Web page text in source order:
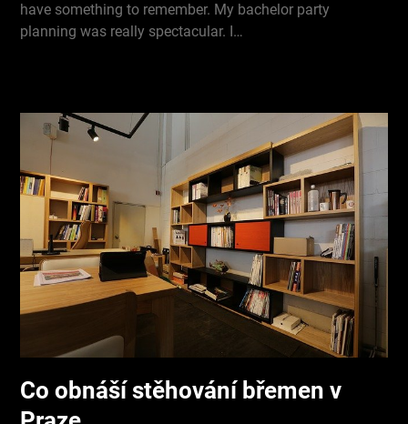
have something to remember. My bachelor party
planning was really spectacular. I…
Co obnáší stěhování břemen v